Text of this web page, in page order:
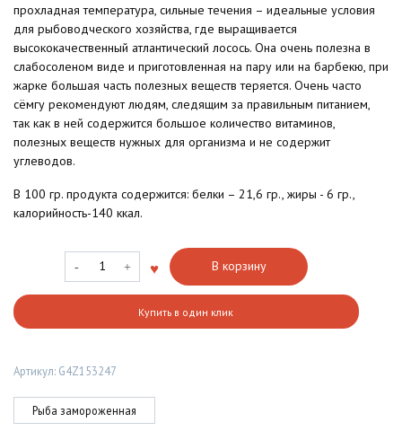
прохладная температура, сильные течения – идеальные условия
для рыбоводческого хозяйства, где выращивается
высококачественный атлантический лосось. Она очень полезна в
слабосоленом виде и приготовленная на пару или на барбекю, при
жарке большая часть полезных веществ теряется. Очень часто
сёмгу рекомендуют людям, следящим за правильным питанием,
так как в ней содержится большое количество витаминов,
полезных веществ нужных для организма и не содержит
углеводов.
В 100 гр. продукта содержится: белки – 21,6 гр., жиры - 6 гр.,
калорийность-140 ккал.
Количество
товара
Лосось
атлантический
от
В корзину
Купить в один клик
Артикул: G4Z153247
Рыба замороженная